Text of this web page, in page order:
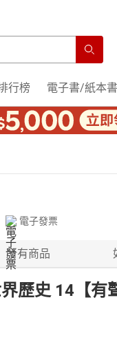
行榜 電子書/紙本書
電子發票
所有商品
歷史 14【有